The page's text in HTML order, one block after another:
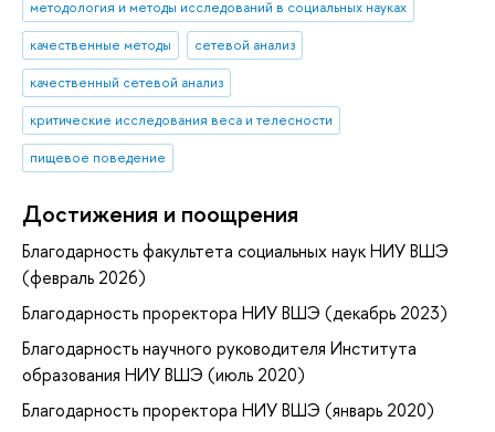
методология и методы исследований в социальных науках
качественные методы
сетевой анализ
качественный сетевой анализ
критические исследования веса и телесности
пищевое поведение
Достижения и поощрения
Благодарность факультета социальных наук НИУ ВШЭ
(февраль 2026)
Благодарность проректора НИУ ВШЭ (декабрь 2023)
Благодарность научного руководителя Института
образования НИУ ВШЭ (июль 2020)
Благодарность проректора НИУ ВШЭ (январь 2020)